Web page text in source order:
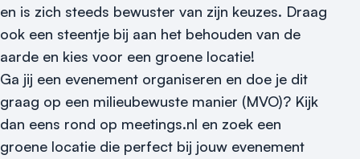
Nieuws
Reviews (5⭐️)
Contact
en is zich steeds bewuster van zijn keuzes. Draag
ook een steentje bij aan het behouden van de
aarde en kies voor een groene locatie!
Ga jij een evenement organiseren en doe je dit
graag op een milieubewuste manier (MVO)? Kijk
dan eens rond op meetings.nl en zoek een
groene locatie die perfect bij jouw evenement